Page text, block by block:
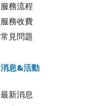
服務流程
服務收費
常見問題
消息&活動
最新消息